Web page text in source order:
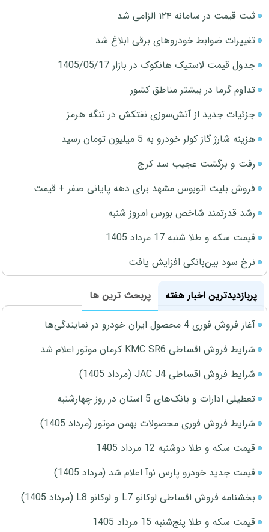
ثبت قیمت در سامانه ۱۲۴ الزامی شد
تغییرات ضوابط خودروهای برقی ابلاغ شد
جدول قیمت لاستیک هانکوک در بازار 1405/05/17
تداوم گرما در بیشتر مناطق کشور
جزئیات جدید از آتش‌سوزی نفتکش در تنگه هرمز
هزینه شارژ گاز کولر خودرو به 5 میلیون تومان رسید
رفت و برگشت عجیب سد کرج
فروش بلیت اتوبوس مشهد برای دهه پایانی صفر + قیمت
رشد قدرتمند شاخص بورس امروز شنبه
قیمت سکه و طلا شنبه 17 مرداد 1405
نرخ سود بین‌بانکی افزایش یافت
پربازدیدترین اخبار هفته
پربحث ترین ها
آغاز فروش فوری 4 محصول ایران خودرو در نمایندگی‌ها
شرایط فروش اقساطی KMC SR6 کرمان موتور اعلام شد
شرایط فروش اقساطی JAC J4 (مرداد 1405)
تعطیلی ادارات و بانک‌های 5 استان در روز چهارشنبه
شرایط فروش فوری محصولات بهمن موتور (مرداد 1405)
قیمت سکه و طلا دوشنبه 12 مرداد 1405
قیمت جدید خودرو پارس نوآ اعلام شد (مرداد 1405)
بخشنامه فروش اقساطی لوکانو L7 و لوکانو L8 (مرداد 1405)
قیمت سکه و طلا پنج‌شنبه 15 مرداد 1405